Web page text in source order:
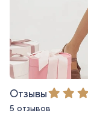
Отзывы
5 отзывов